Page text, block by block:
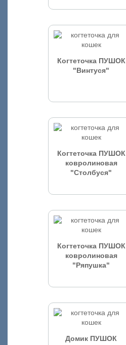
Когтеточка ПУШОК
"Винтуся"
Когтеточка ПУШОК
ковролиновая
"Столбуся"
Когтеточка ПУШОК
ковролиновая
"Ряпушка"
Домик ПУШОК